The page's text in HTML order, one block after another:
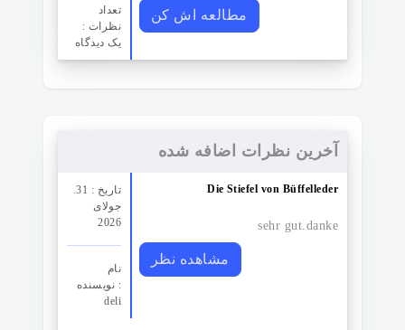
تعداد
نظرات‌ :
یک دیدگاه
مطالعه اش کن
آخرین نظرات اضافه شده
تاریخ : 31.
جولای
2026
نام
نویسنده :
deli
Die Stiefel von Büffelleder
sehr gut.danke
مشاهده نظر